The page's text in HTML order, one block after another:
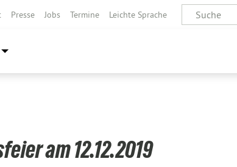
Presse Jobs Termine Leichte Sprache
am 12.12.2019